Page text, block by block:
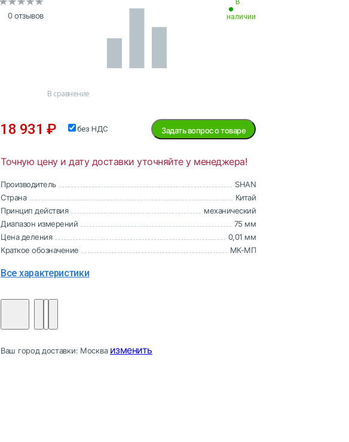
0 отзывов
В сравнение
В
наличии
18 931 ₽ без НДС Задать вопрос о товаре
Точную цену и дату доставки уточняйте у менеджера!
Производитель
SHAN
Страна
Китай
Принцип действия
механический
Диапазон измерений
75 мм
Цена деления
0,01 мм
Краткое обозначение
МК-МП
Все характеристики
Ваш город доставки: Москва изменить